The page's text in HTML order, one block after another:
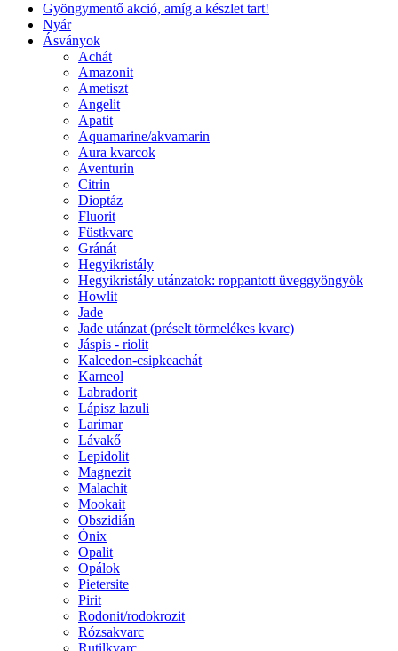
Gyöngymentő akció, amíg a készlet tart!
Nyár
Ásványok
Achát
Amazonit
Ametiszt
Angelit
Apatit
Aquamarine/akvamarin
Aura kvarcok
Aventurin
Citrin
Dioptáz
Fluorit
Füstkvarc
Gránát
Hegyikristály
Hegyikristály utánzatok: roppantott üveggyöngyök
Howlit
Jade
Jade utánzat (préselt törmelékes kvarc)
Jáspis - riolit
Kalcedon-csipkeachát
Karneol
Labradorit
Lápisz lazuli
Larimar
Lávakő
Lepidolit
Magnezit
Malachit
Mookait
Obszidián
Ónix
Opalit
Opálok
Pietersite
Pirit
Rodonit/rodokrozit
Rózsakvarc